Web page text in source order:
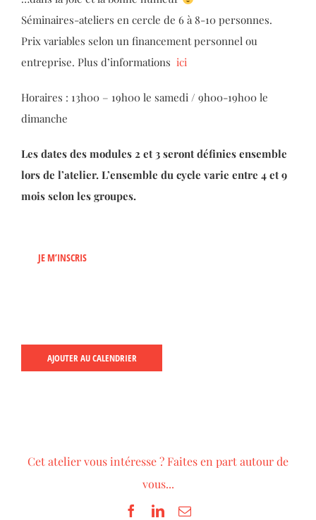
Séminaires-ateliers en cercle de 6 à 8-10 personnes.
Prix variables selon un financement personnel ou
entreprise. Plus d’informations ici
Horaires : 13h00 – 19h00 le samedi / 9h00-19h00 le
dimanche
Les dates des modules 2 et 3 seront définies ensemble
lors de l’atelier. L’ensemble du cycle varie entre 4 et 9
mois selon les groupes.
JE M’INSCRIS
AJOUTER AU CALENDRIER
Cet atelier vous intéresse ? Faites en part autour de
vous...
Facebook
LinkedInEmail